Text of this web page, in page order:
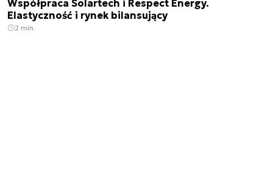
Współpraca Solartech i Respect Energy.
Elastyczność i rynek bilansujący
2 min.